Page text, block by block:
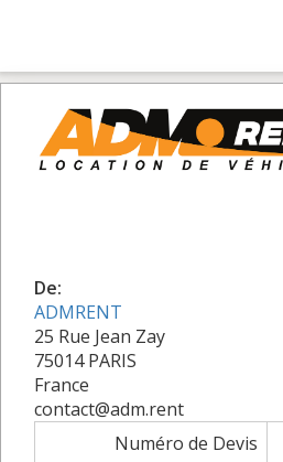
De:
ADMRENT
25 Rue Jean Zay
75014 PARIS
France
contact@adm.rent
Numéro de Devis